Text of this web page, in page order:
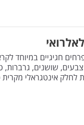
חגיגיים במיוחד
צבעים, שושנים,
לחלק אינטגראלי